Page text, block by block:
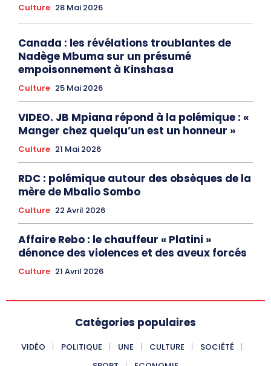
Culture 28 Mai 2026
Canada : les révélations troublantes de
Nadège Mbuma sur un présumé
empoisonnement à Kinshasa
Culture 25 Mai 2026
VIDEO. JB Mpiana répond à la polémique : «
Manger chez quelqu’un est un honneur »
Culture 21 Mai 2026
RDC : polémique autour des obsèques de la
mère de Mbalio Sombo
Culture 22 Avril 2026
Affaire Rebo : le chauffeur « Platini »
dénonce des violences et des aveux forcés
Culture 21 Avril 2026
Catégories populaires
VIDÉO POLITIQUE UNE CULTURE
SOCIÉTÉ